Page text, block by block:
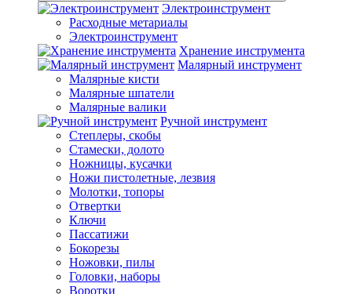
Электроинструмент
Расходные метариалы
Электроинструмент
Хранение инструмента
Малярный инструмент
Малярные кисти
Малярные шпатели
Малярные валики
Ручной инструмент
Степлеры, скобы
Стамески, долото
Ножницы, кусачки
Ножи пистолетные, лезвия
Молотки, топоры
Отвертки
Ключи
Пассатижи
Бокорезы
Ножовки, пилы
Головки, наборы
Воротки